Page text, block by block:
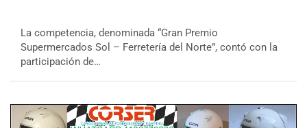
La competencia, denominada “Gran Premio
Supermercados Sol – Ferretería del Norte”, contó con la
participación de…